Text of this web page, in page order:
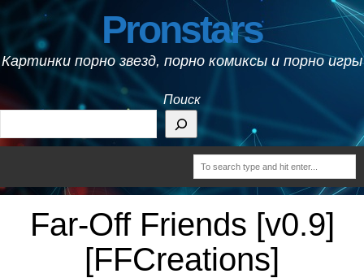
Pronstars
Картинки порно звезд, порно комиксы и порно игры
Поиск
Far-Off Friends [v0.9]
[FFCreations]